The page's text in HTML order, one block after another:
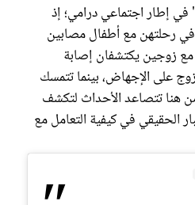
إطار اجتماعي درامي؛ إذ
في رحلتهن مع أطفال مصابين
مع زوجين يكتشفان إصابة
على الإجهاض، بينما تتمسك
هنا تتصاعد الأحداث لتكشف
الحقيقي في كيفية التعامل مع